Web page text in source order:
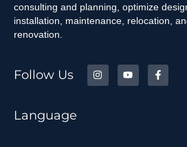
consulting and planning, optimize
installation, maintenance, relocation,
renovation.
Follow Us
Language